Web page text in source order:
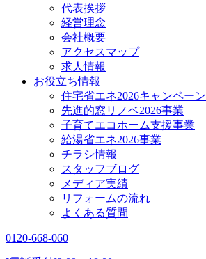
代表挨拶
経営理念
会社概要
アクセスマップ
求人情報
お役立ち情報
住宅省エネ2026キャンペーン
先進的窓リノベ2026事業
子育てエコホーム支援事業
給湯省エネ2026事業
チラシ情報
スタッフブログ
メディア実績
リフォームの流れ
よくある質問
0120-668-060